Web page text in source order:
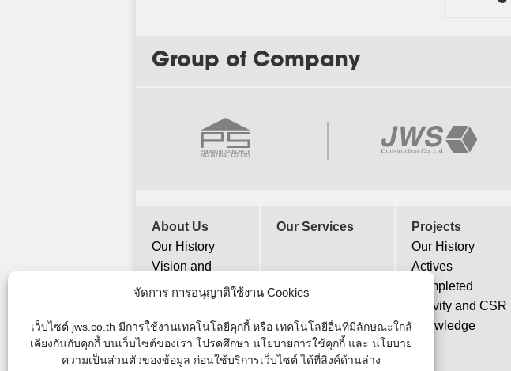
จัดการ การอนุญาติใช้งาน Cookies
เว็บไซต์ jws.co.th มีการใช้งานเทคโนโลยีคุกกี้ หรือ เทคโนโลยีอื่นที่มีลักษณะใกล้
เคียงกันกับคุกกี้ บนเว็บไซต์ของเรา โปรดศึกษา นโยบายการใช้คุกกี้ และ นโยบาย
ความเป็นส่วนตัวของข้อมูล ก่อนใช้บริการเว็บไซต์ ได้ที่ลิงค์ด้านล่าง
Group of Company
About Us
Our History
Vision and
Objectives
Organization
Chart
Our Services
Projects
Our History
Actives
Completed
Activity and CSR
Knowledge